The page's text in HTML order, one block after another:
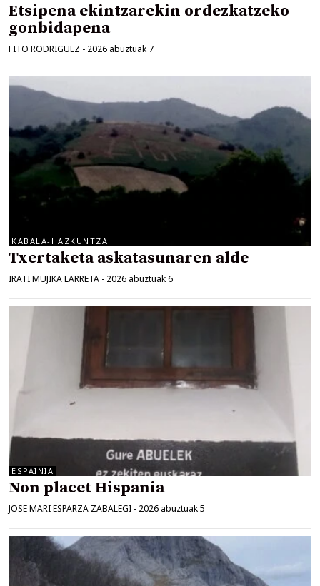
Etsipena ekintzarekin ordezkatzeko
gonbidapena
FITO RODRIGUEZ - 2026 abuztuak 7
KABALA-HAZKUNTZA
Txertaketa askatasunaren alde
IRATI MUJIKA LARRETA - 2026 abuztuak 6
ESPAINIA
Non placet Hispania
JOSE MARI ESPARZA ZABALEGI - 2026 abuztuak 5